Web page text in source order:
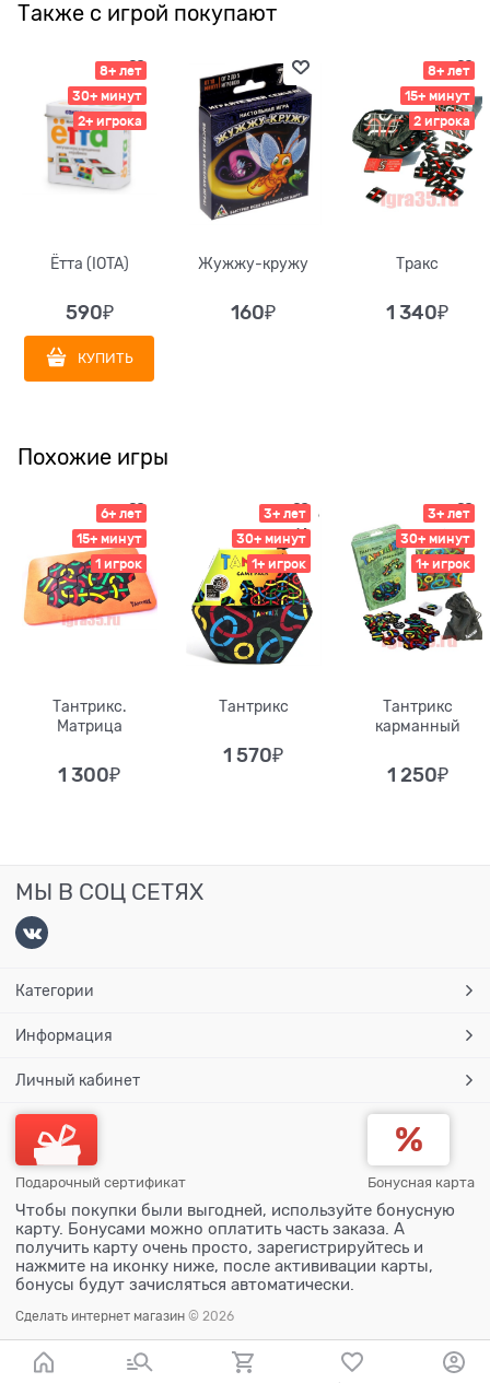
Также с игрой покупают
8+ лет
30+ минут
2+ игрока
Ётта (IOTA)
590₽
КУПИТЬ
Жужжу-кружу
160₽
8+ лет
15+ минут
2 игрока
Тракс
1 340₽
Похожие игры
6+ лет
15+ минут
1 игрок
Тантрикс.
Матрица
1 300₽
3+ лет
30+ минут
1+ игрок
Тантрикс
1 570₽
3+ лет
30+ минут
1+ игрок
Тантрикс
карманный
1 250₽
МЫ В СОЦ СЕТЯХ
Категории
Информация
Личный кабинет
Подарочный сертификат Бонусная карта
Чтобы покупки были выгодней, используйте бонусную
карту. Бонусами можно оплатить часть заказа. А
получить карту очень просто, зарегистрируйтесь и
нажмите на иконку ниже, после актививации карты,
бонусы будут зачисляться автоматически.
Сделать интернет магазин © 2026